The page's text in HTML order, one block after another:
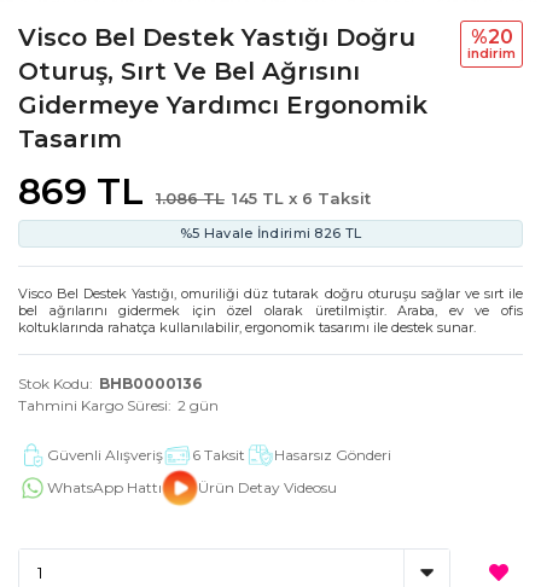
Visco Bel Destek Yastığı Doğru
Oturuş, Sırt Ve Bel Ağrısını
Gidermeye Yardımcı Ergonomik
Tasarım
869 TL 1.086 TL
%20
i̇ndi̇ri̇m
145 TL x 6 Taksit
%5 Havale İndirimi 826 TL
Visco Bel Destek Yastığı, omuriliği düz tutarak doğru oturuşu sağlar ve sırt ile
bel ağrılarını gidermek için özel olarak üretilmiştir. Araba, ev ve ofis
koltuklarında rahatça kullanılabilir, ergonomik tasarımı ile destek sunar.
Stok Kodu
BHB0000136
Tahmini Kargo Süresi 2 gün
Güvenli Alışveriş 6 Taksit
Hasarsız Gönderi
WhatsApp Hattı
Ürün Detay Videosu